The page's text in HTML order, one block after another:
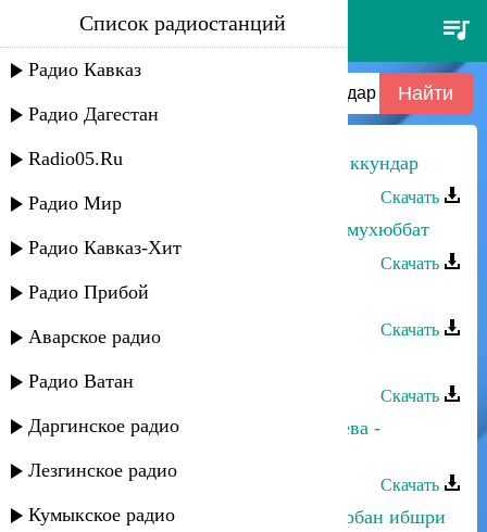
индира абдулаева - жарар
дугьну ккундар
Список радиостанций
Радио Кавказ
Радио Дагестан
Radio05.Ru
Радио Мир
Радио Кавказ-Хит
Радио Прибой
Аварское радио
Радио Ватан
Даргинское радио
Лезгинское радио
Кумыкское радио
Индира Абдулаева - Жарар дугьну ккундар
Скачать
Индира Абдулаева - Хьялал вуйиз мухюббат
Скачать
Индира Абдулаева - Табасаран
Скачать
Скачать
Навруз Аскеров и Индира Абдулаева -
Скачать
Индира Абдулаева - Яв улариз гъурбан ибшри